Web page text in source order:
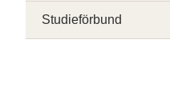
Studieförbund